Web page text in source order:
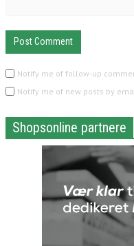
Notify me of follow-up
Notify me of new posts by
Shopsonline partnere